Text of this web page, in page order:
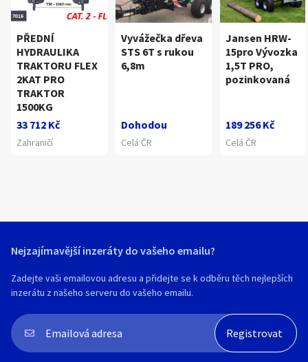
PŘEDNÍ
HYDRAULIKA
TRAKTORU FLEX
2KAT PRO
TRAKTOR
1500KG
33 712 Kč
Zahraničí
Vyvážečka dřeva
STS 6T s rukou
6,8m
Dohodou
Celá ČR
Jansen HRW-
15pro Vývozka
1,5T PRO,
pozinkovaná
189 256 Kč
Celá ČR
Nejzajímavější inzeráty do vašeho emailu?
Zadejte vaši emailovou adresu a přidejte se k odběru těch nejlepších
inzerátu z našeho serveru do vašeho emailu.